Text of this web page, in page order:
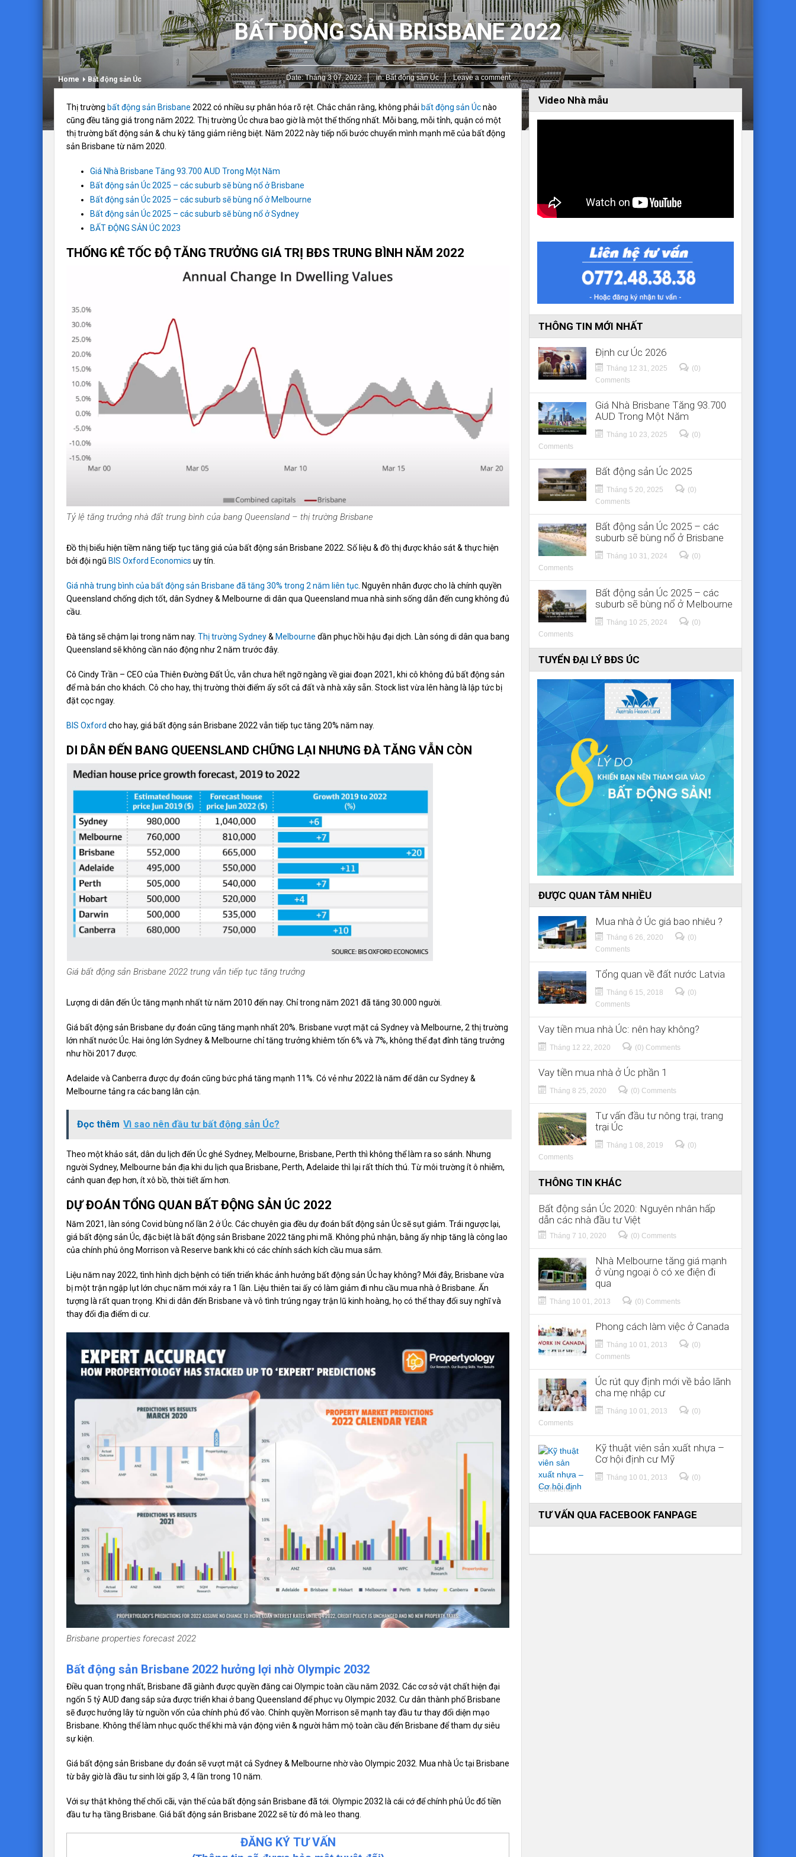
BẤT ĐỘNG SẢN BRISBANE 2022
Date: Tháng 3 07, 2022 in:Bất động sản Úc Leave a comment
Home Bất động sản Úc
Thị trường bất động sản Brisbane 2022 có nhiều sự phân hóa rõ rệt. Chắc chắn rằng, không phải bất động sản Úcnào
cũng đều tăng giá trong năm 2022. Thị trường Úc chưa bao giờ là một thể thống nhất. Mỗi bang, mỗi tỉnh, quận có một
thị trường bất động sản & chu kỳ tăng giảm riêng biệt. Năm 2022 này tiếp nối bước chuyển mình mạnh mẽ của bất động
sản Brisbane từ năm 2020.
Giá Nhà Brisbane Tăng 93.700 AUD Trong Một Năm
Bất động sản Úc 2025 – các suburb sẽ bùng nổ ở Brisbane
Bất động sản Úc 2025 – các suburb sẽ bùng nổ ở Melbourne
Bất động sản Úc 2025 – các suburb sẽ bùng nổ ở Sydney
BẤT ĐỘNG SẢN ÚC 2023
THỐNG KÊ TỐC ĐỘ TĂNG TRƯỞNG GIÁ TRỊ BĐS TRUNG BÌNH NĂM 2022
Tỷ lệ tăng trưởng nhà đất trung bình của bang Queensland – thị trường Brisbane
Đồ thị biểu hiện tiềm năng tiếp tục tăng giá của bất động sản Brisbane 2022. Số liệu & đồ thị được khảo sát & thực hiện
bởi đội ngũ BIS Oxford Economics uy tín.
Giá nhà trung bình của bất động sản Brisbane đã tăng 30% trong 2 năm liên tục . Nguyên nhân được cho là chính quyền
Queensland chống dịch tốt, dân Sydney & Melbourne di dân qua Queensland mua nhà sinh sống dẫn đến cung không đủ
cầu.
Đà tăng sẽ chậm lại trong năm nay. Thị trường Sydney& Melbourne dần phục hồi hậu đại dịch. Làn sóng di dân qua bang
Queensland sẽ không cần náo động như 2 năm trước đây.
Cô Cindy Trần – CEO của Thiên Đường Đất Úc, vẫn chưa hết ngỡ ngàng về giai đoạn 2021, khi cô không đủ bất động sản
để mà bán cho khách. Cô cho hay, thị trường thời điểm ấy sốt cả đất và nhà xây sẵn. Stock list vừa lên hàng là lập tức bị
đặt cọc ngay.
BIS Oxford cho hay, giá bất động sản Brisbane 2022 vẫn tiếp tục tăng 20% năm nay.
DI DÂN ĐẾN BANG QUEENSLAND CHỮNG LẠI NHƯNG ĐÀ TĂNG VẪN CÒN
Giá bất động sản Brisbane 2022 trung vẫn tiếp tục tăng trưởng
Lượng di dân đến Úc tăng mạnh nhất từ năm 2010 đến nay. Chỉ trong năm 2021 đã tăng 30.000 người.
Giá bất động sản Brisbane dự đoán cũng tăng mạnh nhất 20%. Brisbane vượt mặt cả Sydney và Melbourne, 2 thị trường
lớn nhất nước Úc. Hai ông lớn Sydney & Melbourne chỉ tăng trưởng khiêm tốn 6% và 7%, không thể đạt đỉnh tăng trưởng
như hồi 2017 được.
Adelaide và Canberra được dự đoán cũng bức phá tăng mạnh 11%. Có vẻ như 2022 là năm để dân cư Sydney &
Melbourne tảng ra các bang lân cận.
Đọc thêm Vì sao nên đầu tư bất động sản Úc?
Theo một khảo sát, dân du lịch đến Úc ghé Sydney, Melbourne, Brisbane, Perth thì không thể làm ra so sánh. Nhưng
người Sydney, Melbourne bản địa khi du lịch qua Brisbane, Perth, Adelaide thì lại rất thích thú. Từ môi trường ít ô nhiễm,
cảnh quan đẹp hơn, ít xô bồ, thời tiết ấm hơn.
DỰ ĐOÁN TỔNG QUAN BẤT ĐỘNG SẢN ÚC 2022
Năm 2021, làn sóng Covid bùng nổ lần 2 ở Úc. Các chuyên gia đều dự đoán bất động sản Úc sẽ sụt giảm. Trái ngược lại,
giá bất động sản Úc, đặc biệt là bất động sản Brisbane 2022 tăng phi mã. Không phủ nhận, bằng ấy nhịp tăng là công lao
của chính phủ ông Morrison và Reserve bank khi có các chính sách kích cầu mua sắm.
Liệu năm nay 2022, tình hình dịch bệnh có tiến triển khác ảnh hưởng bất động sản Úc hay không? Mới đây, Brisbane vừa
bị một trận ngập lụt lớn chục năm mới xảy ra 1 lần. Liệu thiên tai ấy có làm giảm đi nhu cầu mua nhà ở Brisbane. Ấn
tượng là rất quan trọng. Khi di dân đến Brisbane và vô tình trúng ngay trận lũ kinh hoàng, họ có thể thay đổi suy nghĩ và
thay đổi địa điểm di cư.
Brisbane properties forecast 2022
Bất động sản Brisbane 2022 hưởng lợi nhờ Olympic 2032
Điều quan trọng nhất, Brisbane đã giành được quyền đăng cai Olympic toàn cầu năm 2032. Các cơ sở vật chất hiện đại
ngốn 5 tỷ AUD đang sắp sửa được triển khai ở bang Queensland để phục vụ Olympic 2032. Cư dân thành phố Brisbane
sẽ được hưởng lây từ nguồn vốn của chính phủ đổ vào. Chính quyền Morrison sẽ mạnh tay đầu tư thay đổi diện mạo
Brisbane. Không thể làm nhục quốc thể khi mà vận động viên & người hâm mộ toàn cầu đến Brisbane để tham dự siêu
sự kiện.
Giá bất động sản Brisbane dự đoán sẽ vượt mặt cả Sydney & Melbourne nhờ vào Olympic 2032. Mua nhà Úc tại Brisbane
từ bây giờ là đầu tư sinh lời gấp 3, 4 lần trong 10 năm.
Với sự thật không thể chối cãi, vận thế của bất động sản Brisbane đã tới. Olympic 2032 là cái cớ để chính phủ Úc đổ tiền
đầu tư hạ tầng Brisbane. Giá bất động sản Brisbane 2022 sẽ từ đó mà leo thang.
ĐĂNG KÝ TƯ VẤN
Video Nhà mẫu
THÔNG TIN MỚI NHẤT
Định cư Úc 2026
Tháng 12 31, 2025
(0)
Comments
Giá Nhà Brisbane Tăng 93.700
AUD Trong Một Năm
Tháng 10 23, 2025
(0)
Comments
Bất động sản Úc 2025
Tháng 5 20, 2025
(0)
Comments
Bất động sản Úc 2025 – các
suburb sẽ bùng nổ ở Brisbane
Tháng 10 31, 2024
(0)
Comments
Bất động sản Úc 2025 – các
suburb sẽ bùng nổ ở Melbourne
Tháng 10 25, 2024
(0)
Comments
TUYỂN ĐẠI LÝ BĐS ÚC
ĐƯỢC QUAN TÂM NHIỀU
Mua nhà ở Úc giá bao nhiêu ?
Tháng 6 26, 2020
(0)
Comments
Tổng quan về đất nước Latvia
Tháng 6 15, 2018
(0)
Comments
Vay tiền mua nhà Úc: nên hay không?
Tháng 12 22, 2020 (0) Comments
Vay tiền mua nhà ở Úc phần 1
Tháng 8 25, 2020 (0) Comments
Tư vấn đầu tư nông trại, trang
trại Úc
Tháng 1 08, 2019
(0)
Comments
THÔNG TIN KHÁC
Bất động sản Úc 2020: Nguyên nhân hấp
dẫn các nhà đầu tư Việt
Tháng 7 10, 2020 (0) Comments
Nhà Melbourne tăng giá mạnh
ở vùng ngoại ô có xe điện đi
qua
Tháng 10 01, 2013 (0) Comments
Phong cách làm việc ở Canada
Tháng 10 01, 2013
(0)
Comments
Úc rút quy định mới về bảo lãnh
cha mẹ nhập cư
Tháng 10 01, 2013
(0)
Comments
Kỹ thuật viên sản xuất nhựa –
Cơ hội định cư Mỹ
Tháng 10 01, 2013
(0)
Comments
TƯ VẤN QUA FACEBOOK FANPAGE